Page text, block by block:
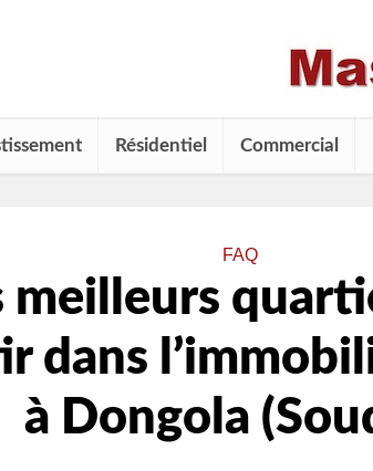
Résidentiel Commercial
FAQ
meilleurs
dans
à Dongola